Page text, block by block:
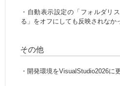
・自動表示設定の「フォルダリ
る」をオフにしても反映されなか
その他
・開発環境をVisualStudio2026に